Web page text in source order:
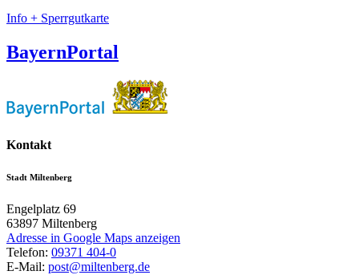
Info + Sperrgutkarte
BayernPortal
Kontakt
Stadt Miltenberg
Engelplatz 69
63897 Miltenberg
Adresse in Google Maps anzeigen
Telefon: 09371 404-0
E-Mail: post@miltenberg.de